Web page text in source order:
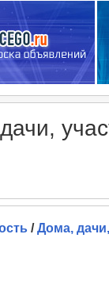
/Дома,